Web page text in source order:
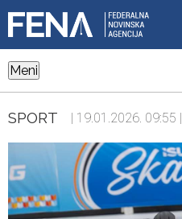
Meni
SPORT | 19.01.2026. 09:55 |